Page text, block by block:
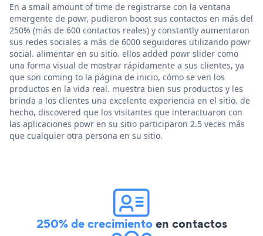
En a small amount of time de registrarse con la ventana
emergente de powr, pudieron boost sus contactos en más del
250% (más de 600 contactos reales) y constantly aumentaron
sus redes sociales a más de 6000 seguidores utilizando powr
social. alimentar en su sitio. ellos added powr slider como
una forma visual de mostrar rápidamente a sus clientes, ya
que son coming to la página de inicio, cómo se ven los
productos en la vida real. muestra bien sus productos y les
brinda a los clientes una excelente experiencia en el sitio. de
hecho, discovered que los visitantes que interactuaron con
las aplicaciones powr en su sitio participaron 2.5 veces más
que cualquier otra persona en su sitio.
250% de crecimientoen contactos